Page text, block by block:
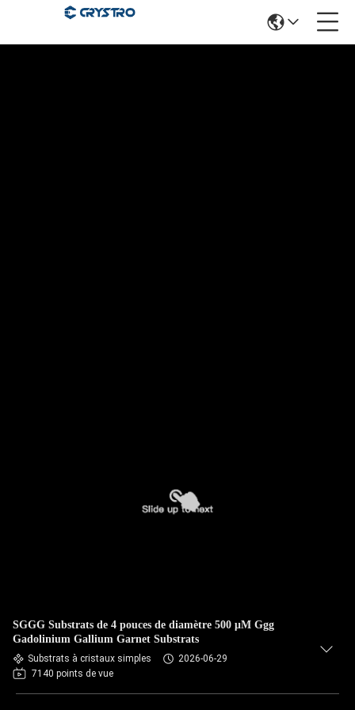
SGGG Substrats de 4 pouces de diamètre 500 μM Ggg
Gadolinium Gallium Garnet Substrats
Substrats à cristaux simples
2026-06-29
7140 points de vue